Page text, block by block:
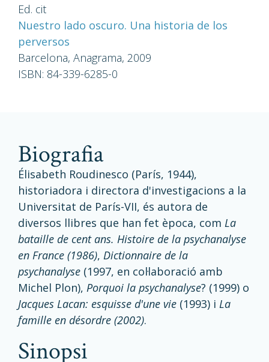
Ed. cit
Nuestro lado oscuro. Una historia de los
perversos
Barcelona, Anagrama, 2009
ISBN: 84-339-6285-0
biografia
Élisabeth Roudinesco (París, 1944),
historiadora i directora d'investigacions a la
Universitat de París-VII, és autora de
diversos llibres que han fet època, com La
bataille de cent ans. Histoire de la psychanalyse
en France (1986), Dictionnaire de la
psychanalyse (1997, en col·laboració amb
Michel Plon), Porquoi la psychanalyse? (1999) o
Jacques Lacan: esquisse d'une vie (1993) i La
famille en désordre (2002).
sinopsi